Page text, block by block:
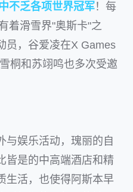
不乏各项世界冠军！每
着滑雪界"奥斯卡"之
员，谷爱凌在X Games
桐和苏翊鸣也多次受邀
娱乐活动，瑰丽的自
皆是的中高端酒店和精
生活，也使得阿斯本早